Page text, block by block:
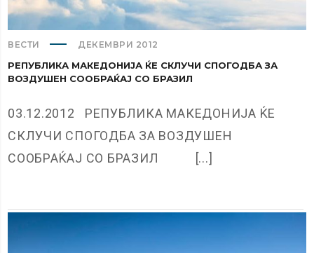
ВЕСТИ ДЕКЕМВРИ 2012
РЕПУБЛИКА МАКЕДОНИЈА ЌЕ СКЛУЧИ СПОГОДБА ЗА
ВОЗДУШЕН СООБРАЌАЈ СО БРАЗИЛ
03.12.2012 РЕПУБЛИКА МАКЕДОНИЈА ЌЕ
СКЛУЧИ СПОГОДБА ЗА ВОЗДУШЕН
СООБРАЌАЈ СО БРАЗИЛ [...]